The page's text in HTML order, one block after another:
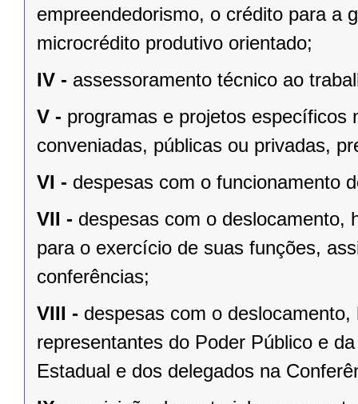
empreendedorismo, o crédito para a
microcrédito produtivo orientado;
IV - assessoramento técnico ao
V - programas e projetos específicos
conveniadas, públicas ou privadas,
VI - despesas com o funcionamento
VII - despesas com o deslocamento,
para o exercício de suas funções,
conferências;
VIII - despesas com o
representantes do Poder Público e
Estadual e dos delegados na